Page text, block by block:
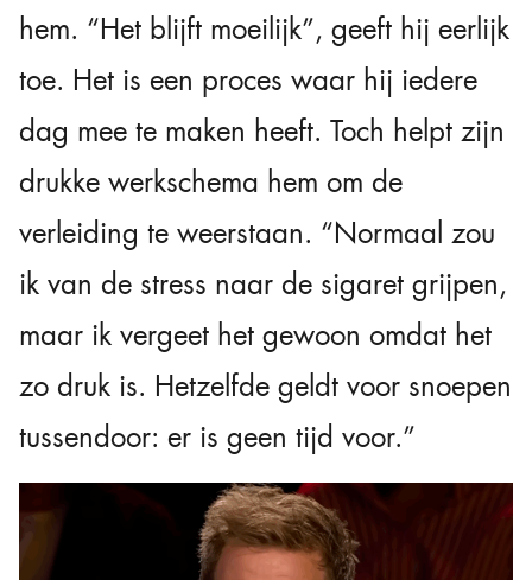
hem. “Het blijft moeilijk”, geeft hij eerlijk
toe. Het is een proces waar hij iedere
dag mee te maken heeft. Toch helpt zijn
drukke werkschema hem om de
verleiding te weerstaan. “Normaal zou
ik van de stress naar de sigaret grijpen,
maar ik vergeet het gewoon omdat het
zo druk is. Hetzelfde geldt voor snoepen
tussendoor: er is geen tijd voor.”